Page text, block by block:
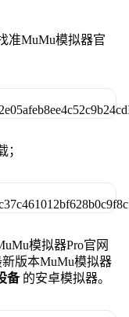
准MuMu模拟器官
；
模拟器Pro官网
版本MuMu模拟器
备 的安卓模拟器。